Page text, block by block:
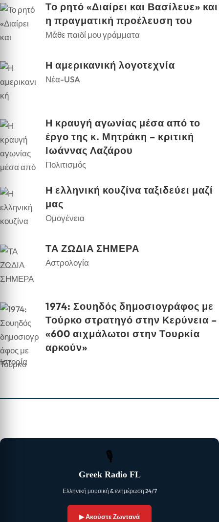
Το ρητό «Διαίρει και Βασίλευε» και
η πραγματική προέλευση του
Μάθε παιδί μου γράμματα
Η αμερικανική λογοτεχνία
Νέα-USA
Η κραυγή αγωνίας μέσα από το
έργο της κ. Μητράκη – κριτική
Ιωάννας Λαζάρου
Πολιτισμός
Η ελληνική κουζίνα ταξιδεύει μαζί
μας
Ομογένεια
ΤΑ ΖΩΔΙΑ ΣΗΜΕΡΑ
Αστρολογία
1974: Σουηδός δημοσιογράφος με
Τούρκο στρατηγό στην Κερύνεια –
«600 αιχμάλωτοι στην Τουρκία
αρκούν»
Ιστορία
🎙
Greek Radio FL
Ελληνική μουσική & ενημέρωση 24/7
▶ Ακούστε Ζωντανά